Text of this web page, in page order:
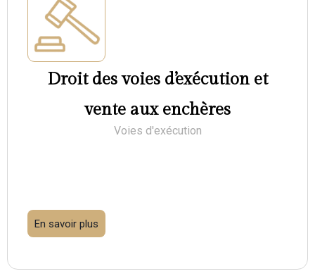
Droit des voies d’exécution et
vente aux enchères
Voies d'exécution
En savoir plus